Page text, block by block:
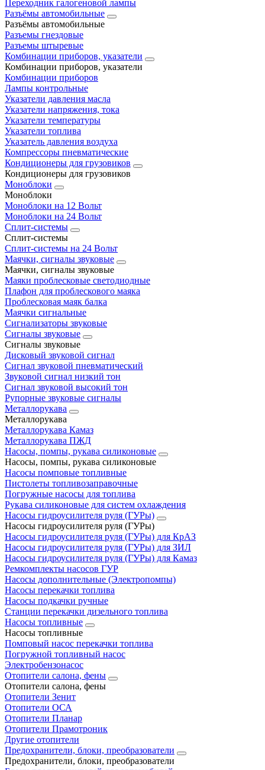
Переходник галогеновой лампы
Разъёмы автомобильные
Разъёмы автомобильные
Разъемы гнездовые
Разъемы штыревые
Комбинации приборов, указатели
Комбинации приборов, указатели
Комбинации приборов
Лампы контрольные
Указатели давления масла
Указатели напряжения, тока
Указатели температуры
Указатели топлива
Указатель давления воздуха
Компрессоры пневматические
Кондиционеры для грузовиков
Кондиционеры для грузовиков
Моноблоки
Моноблоки
Моноблоки на 12 Вольт
Моноблоки на 24 Вольт
Сплит-системы
Сплит-системы
Сплит‑системы на 24 Вольт
Маячки, сигналы звуковые
Маячки, сигналы звуковые
Маяки проблесковые светодиодные
Плафон для проблескового маяка
Проблесковая маяк балка
Маячки сигнальные
Сигнализаторы звуковые
Сигналы звуковые
Сигналы звуковые
Дисковый звуковой сигнал
Сигнал звуковой пневматический
Звуковой сигнал низкий тон
Сигнал звуковой высокий тон
Рупорные звуковые сигналы
Металлорукава
Металлорукава
Металлорукава Камаз
Металлорукава ПЖД
Насосы, помпы, рукава силиконовые
Насосы, помпы, рукава силиконовые
Насосы помповые топливные
Пистолеты топливозаправочные
Погружные насосы для топлива
Рукава силиконовые для систем охлаждения
Насосы гидроусилителя руля (ГУРы)
Насосы гидроусилителя руля (ГУРы)
Насосы гидроусилителя руля (ГУРы) для КрАЗ
Насосы гидроусилителя руля (ГУРы) для ЗИЛ
Насосы гидроусилителя руля (ГУРы) для Камаз
Ремкомплекты насосов ГУР
Насосы дополнительные (Электропомпы)
Насосы перекачки топлива
Насосы подкачки ручные
Станции перекачки дизельного топлива
Насосы топливные
Насосы топливные
Помповый насос перекачки топлива
Погружной топливный насос
Электробензонасос
Отопители салона, фены
Отопители салона, фены
Отопители Зенит
Отопители ОСА
Отопители Планар
Отопители Прамотроник
Другие отопители
Предохранители, блоки, преобразователи
Предохранители, блоки, преобразователи